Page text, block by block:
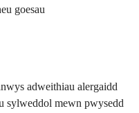
goesau
adweithiau alergaidd
sylweddol mewn pwysedd